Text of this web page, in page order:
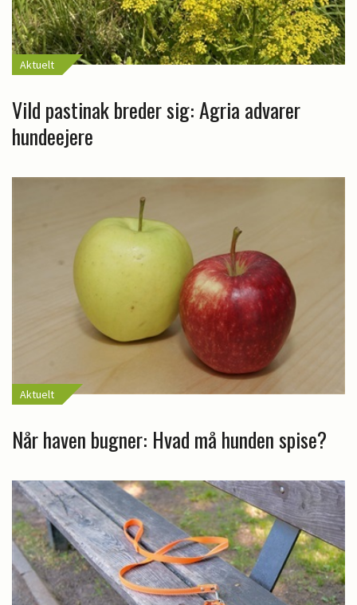
Aktuelt
Vild pastinak breder sig: Agria advarer
hundeejere
Aktuelt
Når haven bugner: Hvad må hunden spise?